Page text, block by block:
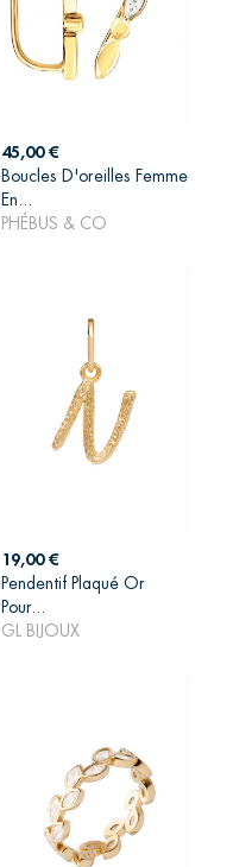
Prix
45,00 €
Boucles D'oreilles Femme
En...
PHÉBUS & CO
AJOUTER AU
Prix
19,00 €
Pendentif Plaqué Or
Pour...
GL BIJOUX
AJOUTER AU